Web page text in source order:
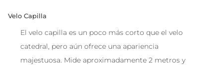
Velo Capilla
El velo capilla es un poco más corto que el velo
catedral, pero aún ofrece una apariencia
majestuosa. Mide aproximadamente 2 metros y